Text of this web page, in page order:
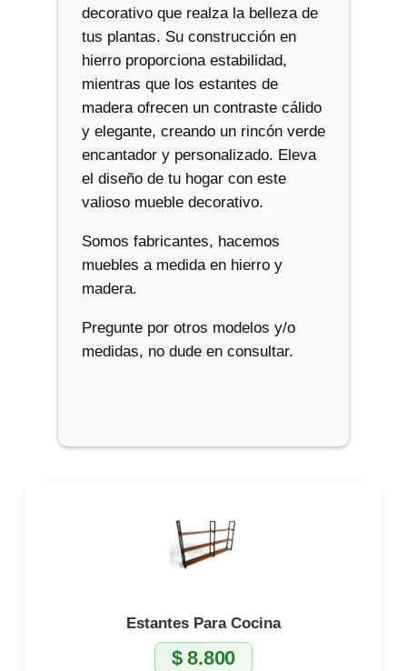
decorativo que realza la belleza de
tus plantas. Su construcción en
hierro proporciona estabilidad,
mientras que los estantes de
madera ofrecen un contraste cálido
y elegante, creando un rincón verde
encantador y personalizado. Eleva
el diseño de tu hogar con este
valioso mueble decorativo.
Somos fabricantes, hacemos
muebles a medida en hierro y
madera.
Pregunte por otros modelos y/o
medidas, no dude en consultar.
Estantes Para Cocina
$8.800